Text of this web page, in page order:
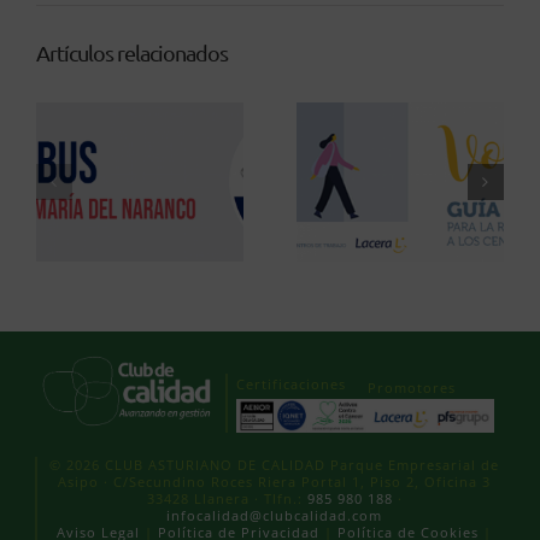
Artículos relacionados
Certificaciones Promotores
© 2026 CLUB ASTURIANO DE CALIDAD Parque Empresarial de
Asipo · C/Secundino Roces Riera Portal 1, Piso 2, Oficina 3
33428 Llanera · Tlfn.: 985 980 188
infocalidad@clubcalidad.com
Aviso Legal
Política de Privacidad Política de Cookies